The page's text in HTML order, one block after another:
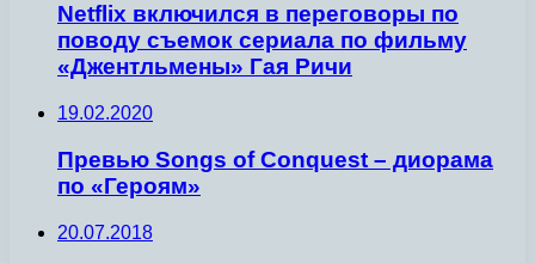
Netflix включился в переговоры по
поводу съемок сериала по фильму
«Джентльмены» Гая Ричи
19.02.2020
Превью Songs of Conquest – диорама
по «Героям»
20.07.2018